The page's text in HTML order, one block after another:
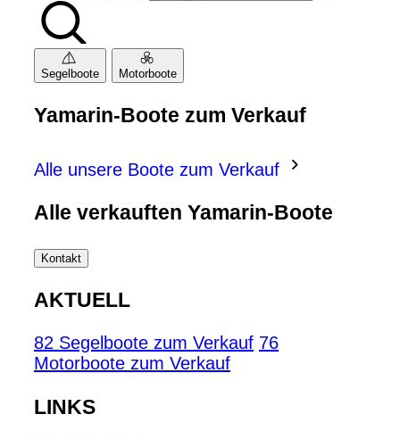
Segelboote Motorboote
Yamarin-Boote zum Verkauf
Alle unsere Boote zum Verkauf
Alle verkauften Yamarin-Boote
Kontakt
AKTUELL
82 Segelboote zum Verkauf 76
Motorboote zum Verkauf
LINKS